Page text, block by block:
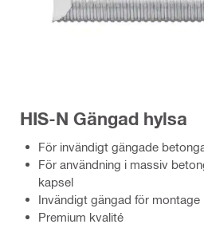
HIS-N Gängad hylsa
För invändigt gängade
För användning i massiv
kapsel
Invändigt gängad för
Premium kvalité